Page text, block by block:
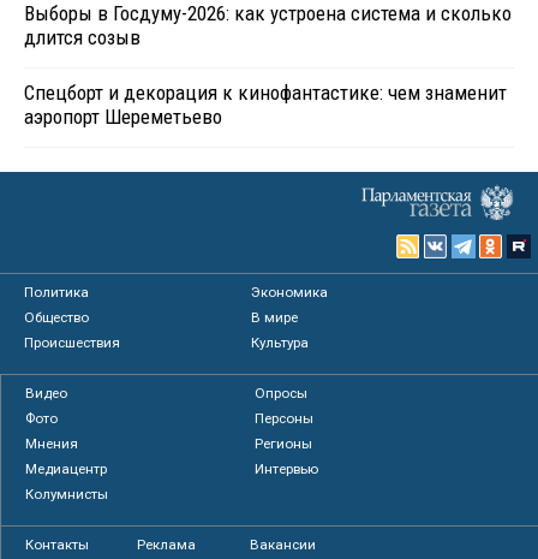
Выборы в Госдуму-2026: как устроена система и сколько
длится созыв
Спецборт и декорация к кинофантастике: чем знаменит
аэропорт Шереметьево
Политика
Экономика
Общество
В мире
Происшествия
Культура
Видео
Опросы
Фото
Персоны
Мнения
Регионы
Медиацентр
Интервью
Колумнисты
Контакты Реклама Вакансии